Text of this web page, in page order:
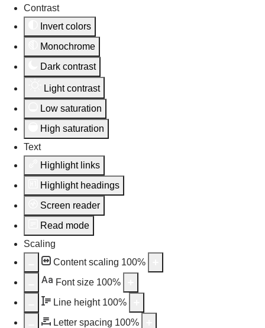
Contrast
Invert colors
Monochrome
Dark contrast
Light contrast
Low saturation
High saturation
Text
Highlight links
Highlight headings
Screen reader
Read mode
Scaling
Content scaling 100%
Aa Font size 100%
Line height 100%
Letter spacing 100%